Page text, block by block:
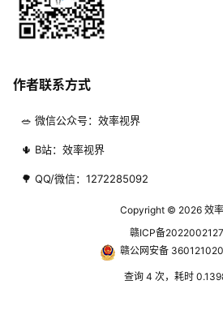
作者联系方式
🥗 微信公众号：效率视界
🌵 B站：效率视界
🌳 QQ/微信：1272285092
Copyright © 2026 效
赣ICP备
赣公网安备
查询 4 次，耗时